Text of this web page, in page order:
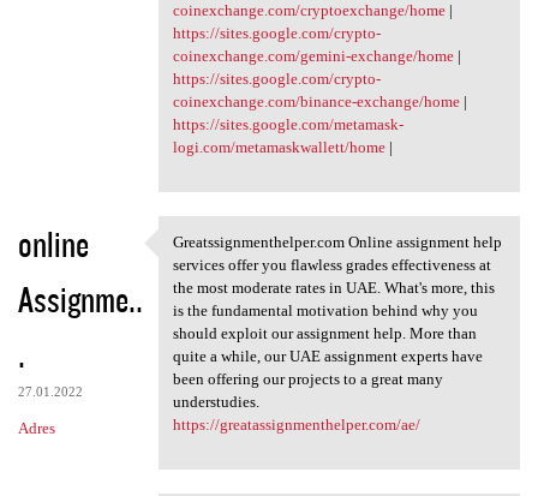
coinexchange.com/cryptoexchange/home|
https://sites.google.com/crypto-
coinexchange.com/gemini-exchange/home|
https://sites.google.com/crypto-
coinexchange.com/binance-exchange/home|
https://sites.google.com/metamask-
logi.com/metamaskwallett/home|
online
Assignme..
.
27.01.2022
Adres
Greatssignmenthelper.com
Greatssignmenthelper.com Online assignment help
services offer you flawless grades effectiveness at
the most moderate rates in UAE. What's more, this
is the fundamental motivation behind why you
should exploit our assignment help. More than
quite a while, our UAE assignment experts have
been offering our projects to a great many
understudies.
https://greatassignmenthelper.com/ae/